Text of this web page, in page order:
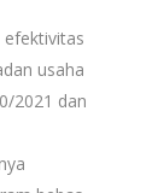
efektivitas
usaha
2021 dan